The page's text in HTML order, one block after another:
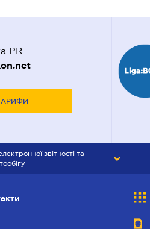
PR
звітності та